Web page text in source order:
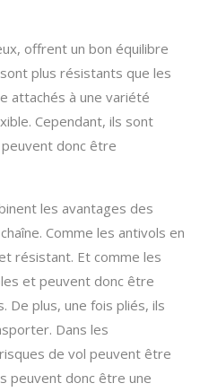
offrent un bon équilibre
plus résistants que les
attachés à une variété
Cependant, ils sont
donc être
les avantages des
Comme les antivols en
résistant. Et comme les
et peuvent donc être
De plus, une fois pliés, ils
Dans les
de vol peuvent être
peuvent donc être une